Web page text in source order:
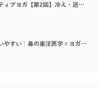
ィブヨガ【第2回】冷え・巡…
やすい｜春の東洋医学×ヨガ…